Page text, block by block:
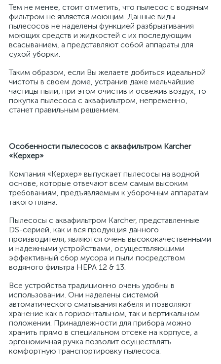
Тем не менее, стоит отметить, что пылесос с водяным
фильтром не является моющим. Данные виды
пылесосов не наделены функцией разбрызгивания
моющих средств и жидкостей с их последующим
всасыванием, а представляют собой аппараты для
сухой уборки.
Таким образом, если Вы желаете добиться идеальной
чистоты в своем доме, устранив даже мельчайшие
частицы пыли, при этом очистив и освежив воздух, то
покупка пылесоса с аквафильтром, непременно,
станет правильным решением.
Особенности пылесосов с аквафильтром Karcher
«Керхер»
Компания «Керхер» выпускает пылесосы на водной
основе, которые отвечают всем самым высоким
требованиям, предъявляемым к уборочным аппаратам
такого плана.
Пылесосы с аквафильтром Karcher, представленные
DS-серией, как и вся продукция данного
производителя, являются очень высококачественными
и надежными устройствами, осуществляющими
эффективный сбор мусора и пыли посредством
водяного фильтра HEPA 12 & 13.
Все устройства традиционно очень удобны в
использовании. Они наделены системой
автоматического сматывания кабеля и позволяют
хранение как в горизонтальном, так и вертикальном
положении. Принадлежности для прибора можно
хранить прямо в специальном отсеке на корпусе, а
эргономичная ручка позволит осуществлять
комфортную транспортировку пылесоса.